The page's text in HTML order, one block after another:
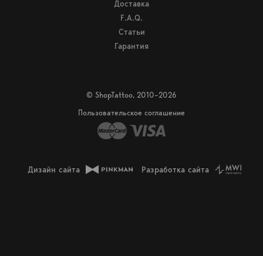
Доставка
F.A.Q.
Статьи
Гарантия
© ShopTattoo, 2010–2026
Пользовательское соглашение
Дизайн сайта Разработка сайта